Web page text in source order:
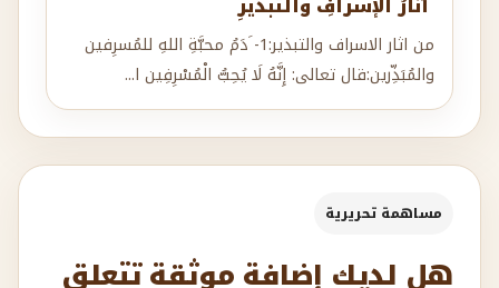
والمُبَذِّرين:قال تعالى: إِنَّهُ لَا يُحِبُّ الْمُسْرِفِين ا...
هل لديك إضافة موثقة تتعلق
بهذا المحتوى؟